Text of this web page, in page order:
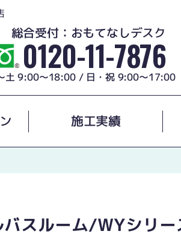
総合受付：おもてなしデスク
0120-11-7876
土 9:00～18:00 / 日・祝 9:00～17:00
施工実績
スルーム/WYシリ